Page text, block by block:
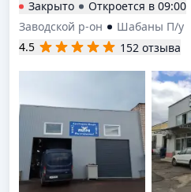
Закрыто
Откроется в 09:00
Заводской р-он
Шабаны П/у
4.5
152 отзыва